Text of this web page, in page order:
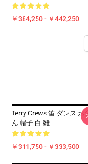
￥384,250 - ￥442,250
Terry Crews 笛 ダンス お
ん 帽子 白 雛
￥311,750 - ￥333,500
-